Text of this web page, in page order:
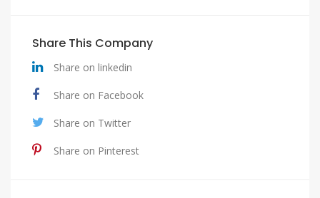
Share This Company
Share on linkedin
Share on Facebook
Share on Twitter
Share on Pinterest